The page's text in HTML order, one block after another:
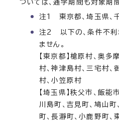
ついては、通学期間も対象期
注1 東京都、埼玉県、
注2 以下の、条件不利
ません。
【東京都】槍原村、奥多
村、神津島村、三宅村、
村、小笠原村
【埼玉県】秩父市、飯能
川島町、吉見町、鳩山町
町、長瀞町、小鹿野町、